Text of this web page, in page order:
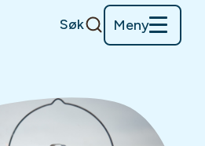
Søk Meny